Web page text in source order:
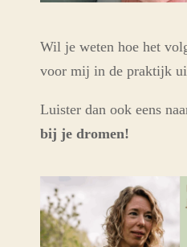
Wil je weten hoe het
voor mij in de praktijk
Luister dan ook eens
bij je dromen!